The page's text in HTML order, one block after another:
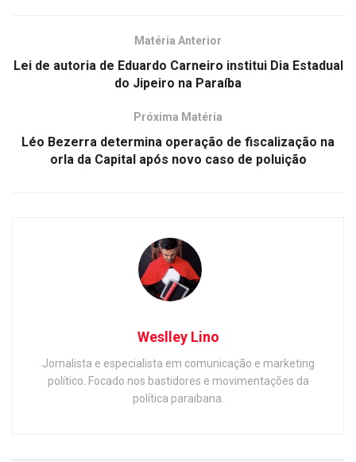
Matéria Anterior
Lei de autoria de Eduardo Carneiro institui Dia Estadual
do Jipeiro na Paraíba
Próxima Matéria
Léo Bezerra determina operação de fiscalização na
orla da Capital após novo caso de poluição
Weslley Lino
Jornalista e especialista em comunicação e marketing
político. Focado nos bastidores e movimentações da
política paraibana.